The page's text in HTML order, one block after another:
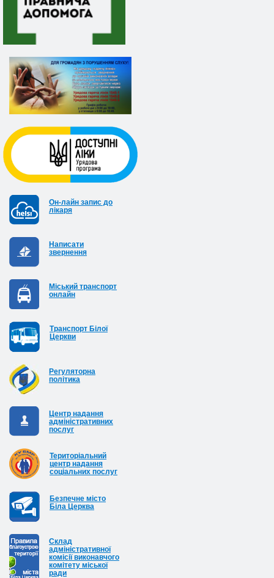
Он-лайн запис до
лікаря
Написати
звернення
Міський транспорт
онлайн
Транспорт Білої
Церкви
Регуляторна
політика
Центр надання
адміністративних
послуг
Територіальний
центр надання
соціальних послуг
Безпечне місто
Біла Церква
Cклад
адміністративної
комісії виконавчого
комітету міської
ради